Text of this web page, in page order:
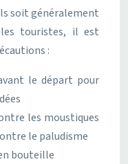
soit généralement
touristes, il est
:
le départ pour
les moustiques
le paludisme
bouteille